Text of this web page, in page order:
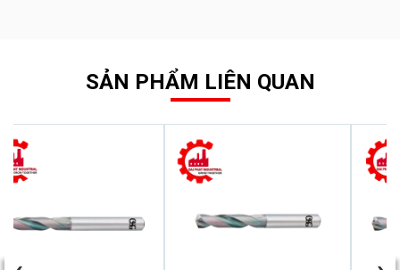
SẢN PHẨM LIÊN QUAN